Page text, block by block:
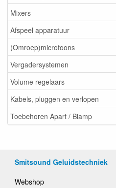
Mixers
Afspeel apparatuur
(Omroep)microfoons
Vergadersystemen
Volume regelaars
Kabels, pluggen en verlopen
Toebehoren Apart / Biamp
Smitsound Geluidstechniek
Webshop